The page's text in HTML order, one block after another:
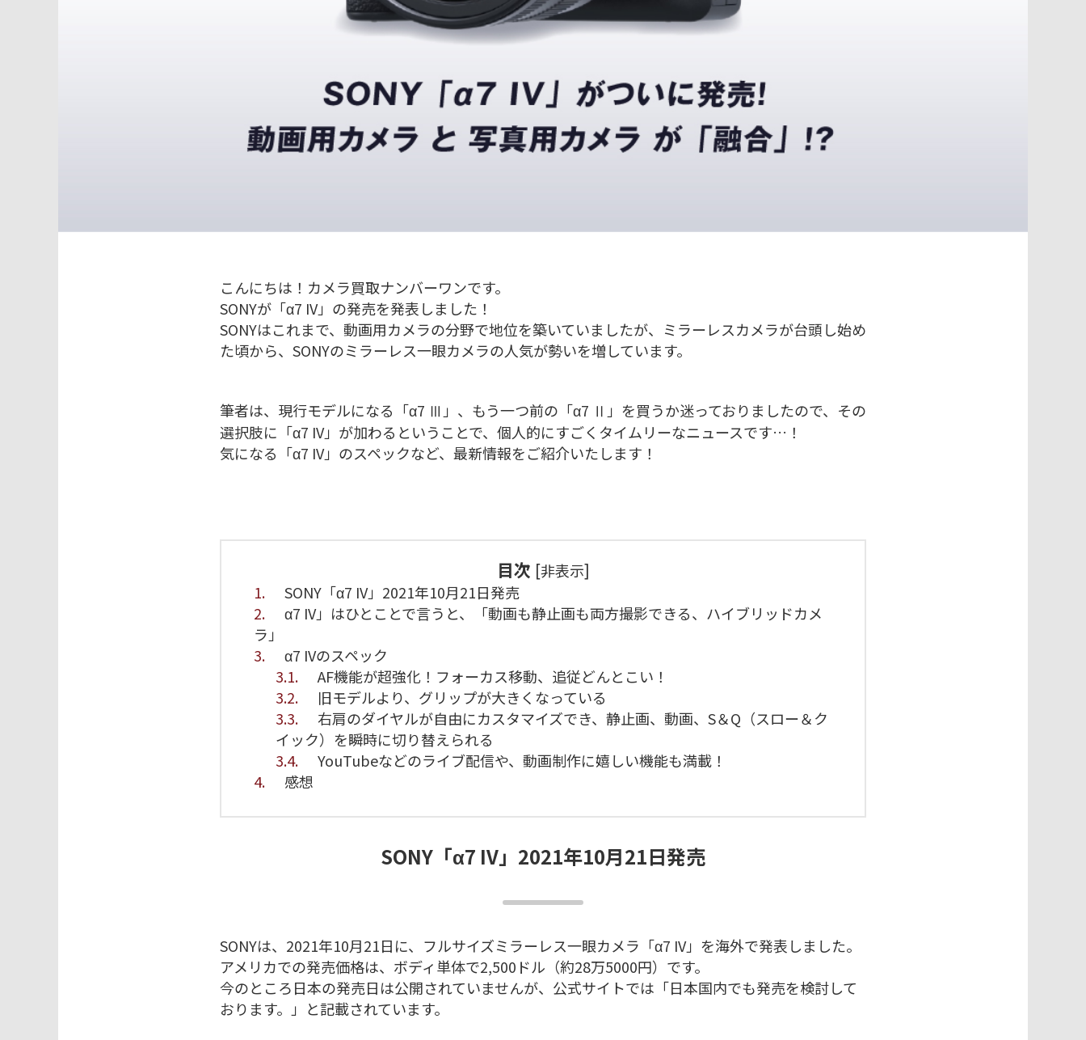
こんにちは！カメラ買取ナンバーワンです。
SONYが「α7 IV」の発売を発表しました！
SONYはこれまで、動画用カメラの分野で地位を築いていましたが、ミラーレスカメラが台頭し始め
た頃から、SONYのミラーレス一眼カメラの人気が勢いを増しています。
筆者は、現行モデルになる「α7 Ⅲ」、もう一つ前の「α7 Ⅱ」を買うか迷っておりましたので、その
選択肢に「α7 IV」が加わるということで、個人的にすごくタイムリーなニュースです…！
気になる「α7 IV」のスペックなど、最新情報をご紹介いたします！
目次 [非表示]
1.
SONY「α7 IV」2021年10月21日発売
2.
α7 IV」はひとことで言うと、「動画も静止画も両方撮影できる、ハイブリッドカメ
ラ」
3.
α7 IVのスペック
3.1.
AF機能が超強化！フォーカス移動、追従どんとこい！
3.2.
旧モデルより、グリップが大きくなっている
3.3.
右肩のダイヤルが自由にカスタマイズでき、静止画、動画、S＆Q（スロー＆ク
イック）を瞬時に切り替えられる
3.4.
YouTubeなどのライブ配信や、動画制作に嬉しい機能も満載！
4.
感想
SONY「α7 IV」2021年10月21日発売
SONYは、2021年10月21日に、フルサイズミラーレス一眼カメラ「α7 IV」を海外で発表しました。
アメリカでの発売価格は、ボディ単体で2,500ドル（約28万5000円）です。
今のところ日本の発売日は公開されていませんが、公式サイトでは「日本国内でも発売を検討して
おります。」と記載されています。